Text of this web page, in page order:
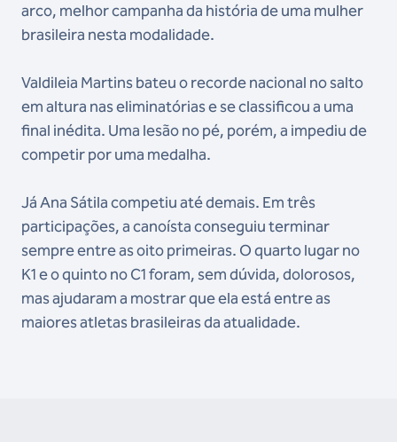
arco, melhor campanha da história de uma mulher
brasileira nesta modalidade.
Valdileia Martins bateu o recorde nacional no salto
em altura nas eliminatórias e se classificou a uma
final inédita. Uma lesão no pé, porém, a impediu de
competir por uma medalha.
Já Ana Sátila competiu até demais. Em três
participações, a canoísta conseguiu terminar
sempre entre as oito primeiras. O quarto lugar no
K1 e o quinto no C1 foram, sem dúvida, dolorosos,
mas ajudaram a mostrar que ela está entre as
maiores atletas brasileiras da atualidade.